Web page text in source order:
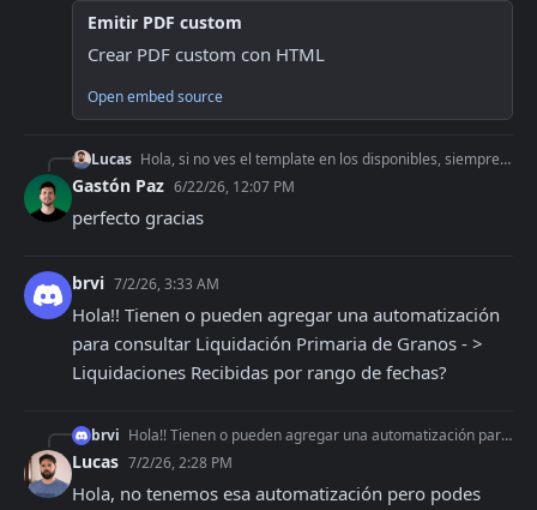
Emitir PDF custom
Crear PDF custom con HTML
Open embed source
Lucas Hola, si no ves el template en los disponibles, siempre podes enviar tu propio template en HTML con tu diseño personalizado. Te paso la docu https://afipsdk.co
Gastón Paz 6/22/26, 12:07 PM
perfecto gracias
brvi 7/2/26, 3:33 AM
Hola!! Tienen o pueden agregar una automatización
para consultar Liquidación Primaria de Granos - >
Liquidaciones Recibidas por rango de fechas?
brvi Hola!! Tienen o pueden agregar una automatización para consultar Liquidación Primaria de Granos - > Liquidaciones Recibidas por rango de fechas?
Lucas 7/2/26, 2:28 PM
Hola, no tenemos esa automatización pero podes